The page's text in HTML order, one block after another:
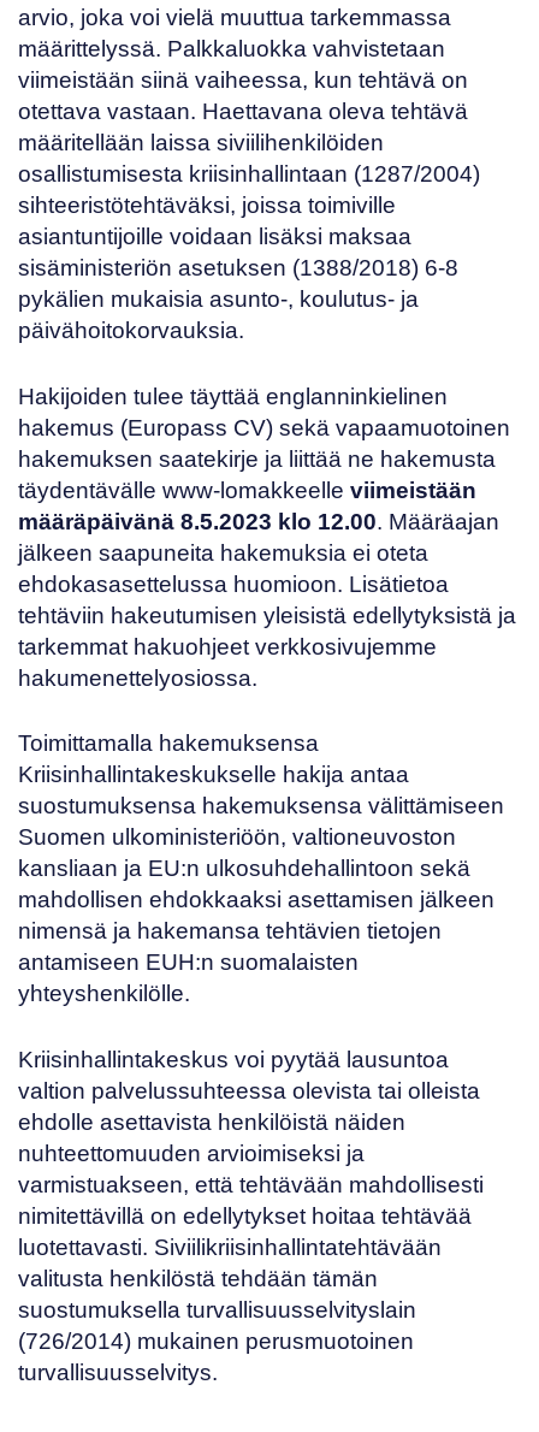
arvio, joka voi vielä muuttua tarkemmassa
määrittelyssä. Palkkaluokka vahvistetaan
viimeistään siinä vaiheessa, kun tehtävä on
otettava vastaan. Haettavana oleva tehtävä
määritellään laissa siviilihenkilöiden
osallistumisesta kriisinhallintaan (1287/2004)
sihteeristötehtäväksi, joissa toimiville
asiantuntijoille voidaan lisäksi maksaa
sisäministeriön asetuksen (1388/2018) 6-8
pykälien mukaisia asunto-, koulutus- ja
päivähoitokorvauksia.
Hakijoiden tulee täyttää englanninkielinen
hakemus (Europass CV) sekä vapaamuotoinen
hakemuksen saatekirje ja liittää ne hakemusta
täydentävälle www-lomakkeelle viimeistään
määräpäivänä 8.5.2023 klo 12.00. Määräajan
jälkeen saapuneita hakemuksia ei oteta
ehdokasasettelussa huomioon. Lisätietoa
tehtäviin hakeutumisen yleisistä edellytyksistä ja
tarkemmat hakuohjeet verkkosivujemme
hakumenettelyosiossa.
Toimittamalla hakemuksensa
Kriisinhallintakeskukselle hakija antaa
suostumuksensa hakemuksensa välittämiseen
Suomen ulkoministeriöön, valtioneuvoston
kansliaan ja EU:n ulkosuhdehallintoon sekä
mahdollisen ehdokkaaksi asettamisen jälkeen
nimensä ja hakemansa tehtävien tietojen
antamiseen EUH:n suomalaisten
yhteyshenkilölle.
Kriisinhallintakeskus voi pyytää lausuntoa
valtion palvelussuhteessa olevista tai olleista
ehdolle asettavista henkilöistä näiden
nuhteettomuuden arvioimiseksi ja
varmistuakseen, että tehtävään mahdollisesti
nimitettävillä on edellytykset hoitaa tehtävää
luotettavasti. Siviilikriisinhallintatehtävään
valitusta henkilöstä tehdään tämän
suostumuksella turvallisuusselvityslain
(726/2014) mukainen perusmuotoinen
turvallisuusselvitys.